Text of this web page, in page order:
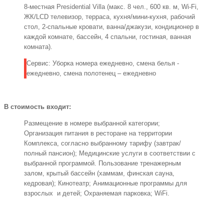
8-местная Presidential Villa (макс. 8 чел., 600 кв. м, Wi-Fi,
ЖК/LCD телевизор, терраса, кухня/мини-кухня, рабочий
стол, 2-спальные кровати, ванна/джакузи, кондиционер в
каждой комнате, бассейн, 4 спальни, гостиная, ванная
комната).
Сервис: Уборка номера ежедневно, смена белья -
ежедневно, смена полотенец – ежедневно
В стоимость входит:
Размещение в номере выбранной категории;
Организация питания в ресторане на территории
Комплекса, согласно выбранному тарифу (завтрак/
полный пансион); Медицинские услуги в соответствии с
выбранной программой. Пользование тренажерным
залом, крытый бассейн (хаммам, финская сауна,
кедровая); Кинотеатр; Анимационные программы для
взрослых и детей; Охраняемая парковка; WiFi.